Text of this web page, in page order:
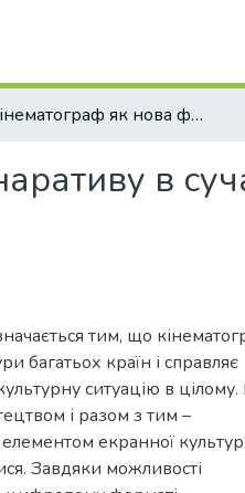
Кінематограф як нова форма художнього наративу в сучасній культурі
в
тим, що
багатьох країн і справляє
ситуацію в цілому.
і разом з тим –
екранної
Завдяки можливості